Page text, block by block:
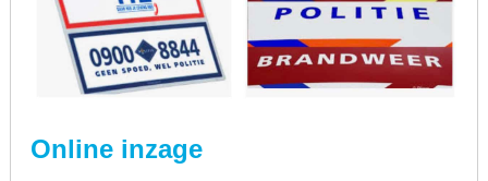
Online inzage